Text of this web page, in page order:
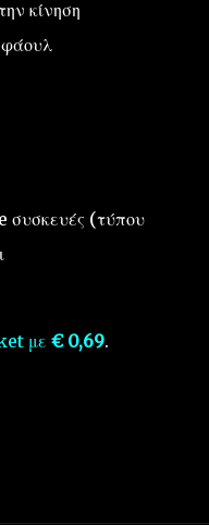
κίνηση
φάουλ
συσκευές (τύπου
με € 0,69.